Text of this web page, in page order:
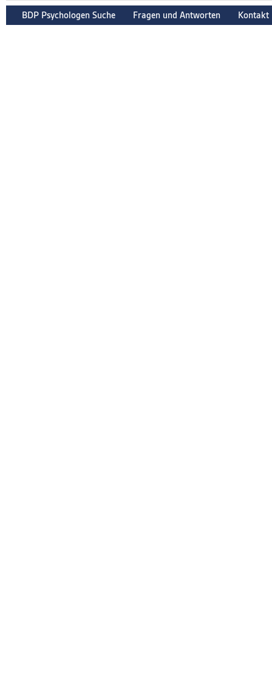
BDP Psychologen Suche Fragen und Antworten Kontakt